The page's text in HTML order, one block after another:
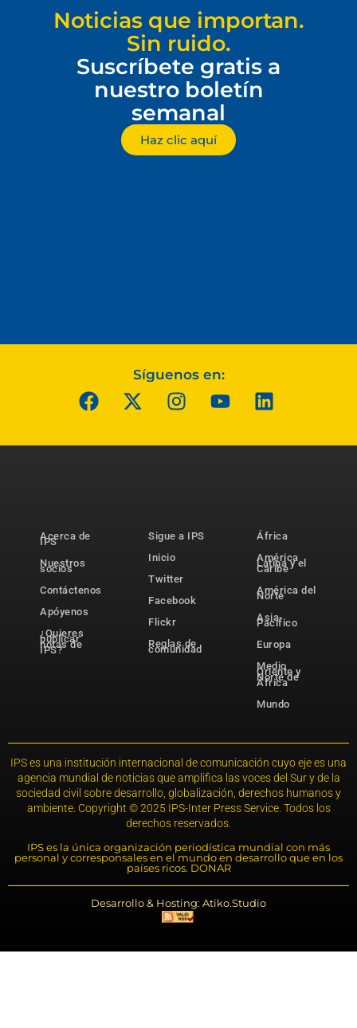
Noticias que importan.
Sin ruido.
Suscríbete gratis a
nuestro boletín
semanal
Haz clic aquí
Síguenos en:
Acerca de
IPS
Nuestros
socios
Contáctenos
Apóyenos
¿Quieres
publicar
notas de
IPS?
Sigue a IPS
Inicio
Twitter
Facebook
Flickr
Reglas de
comunidad
África
América
Latina y el
Caribe
América del
Norte
Asia-
Pacífico
Europa
Medio
Oriente y
Norte de
África
Mundo
IPS es una institución internacional de comunicación cuyo eje es una
agencia mundial de noticias que amplifica las voces del Sur y de la
sociedad civil sobre desarrollo, globalización, derechos humanos y
ambiente. Copyright © 2025 IPS-Inter Press Service. Todos los
derechos reservados.
IPS es la única organización periodística mundial con más
personal y corresponsales en el mundo en desarrollo que en los
países ricos. DONAR
Desarrollo & Hosting: Atiko.Studio